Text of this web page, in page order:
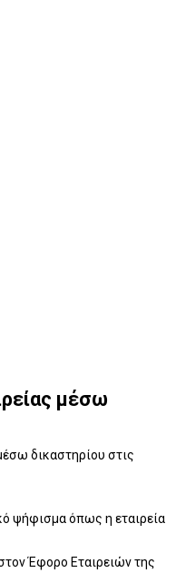
μέσω
δικαστηρίου στις
ψήφισμα όπως η εταιρεία
Έφορο Εταιρειών της